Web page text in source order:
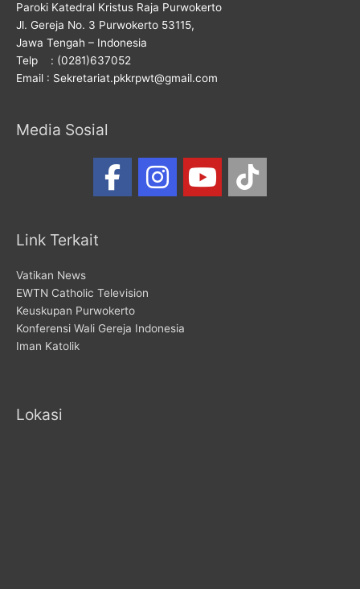
Paroki Katedral Kristus Raja Purwokerto
Jl. Gereja No. 3 Purwokerto 53115,
Jawa Tengah – Indonesia
Telp : (0281)637052
Email : Sekretariat.pkkrpwt@gmail.com
Media Sosial
Link Terkait
Vatikan News
EWTN Catholic Television
Keuskupan Purwokerto
Konferensi Wali Gereja Indonesia
Iman Katolik
Lokasi